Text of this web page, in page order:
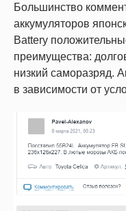
Большинство
аккумуляторов
Battery
преимущества:
низкий саморазряд.
в зависимости от